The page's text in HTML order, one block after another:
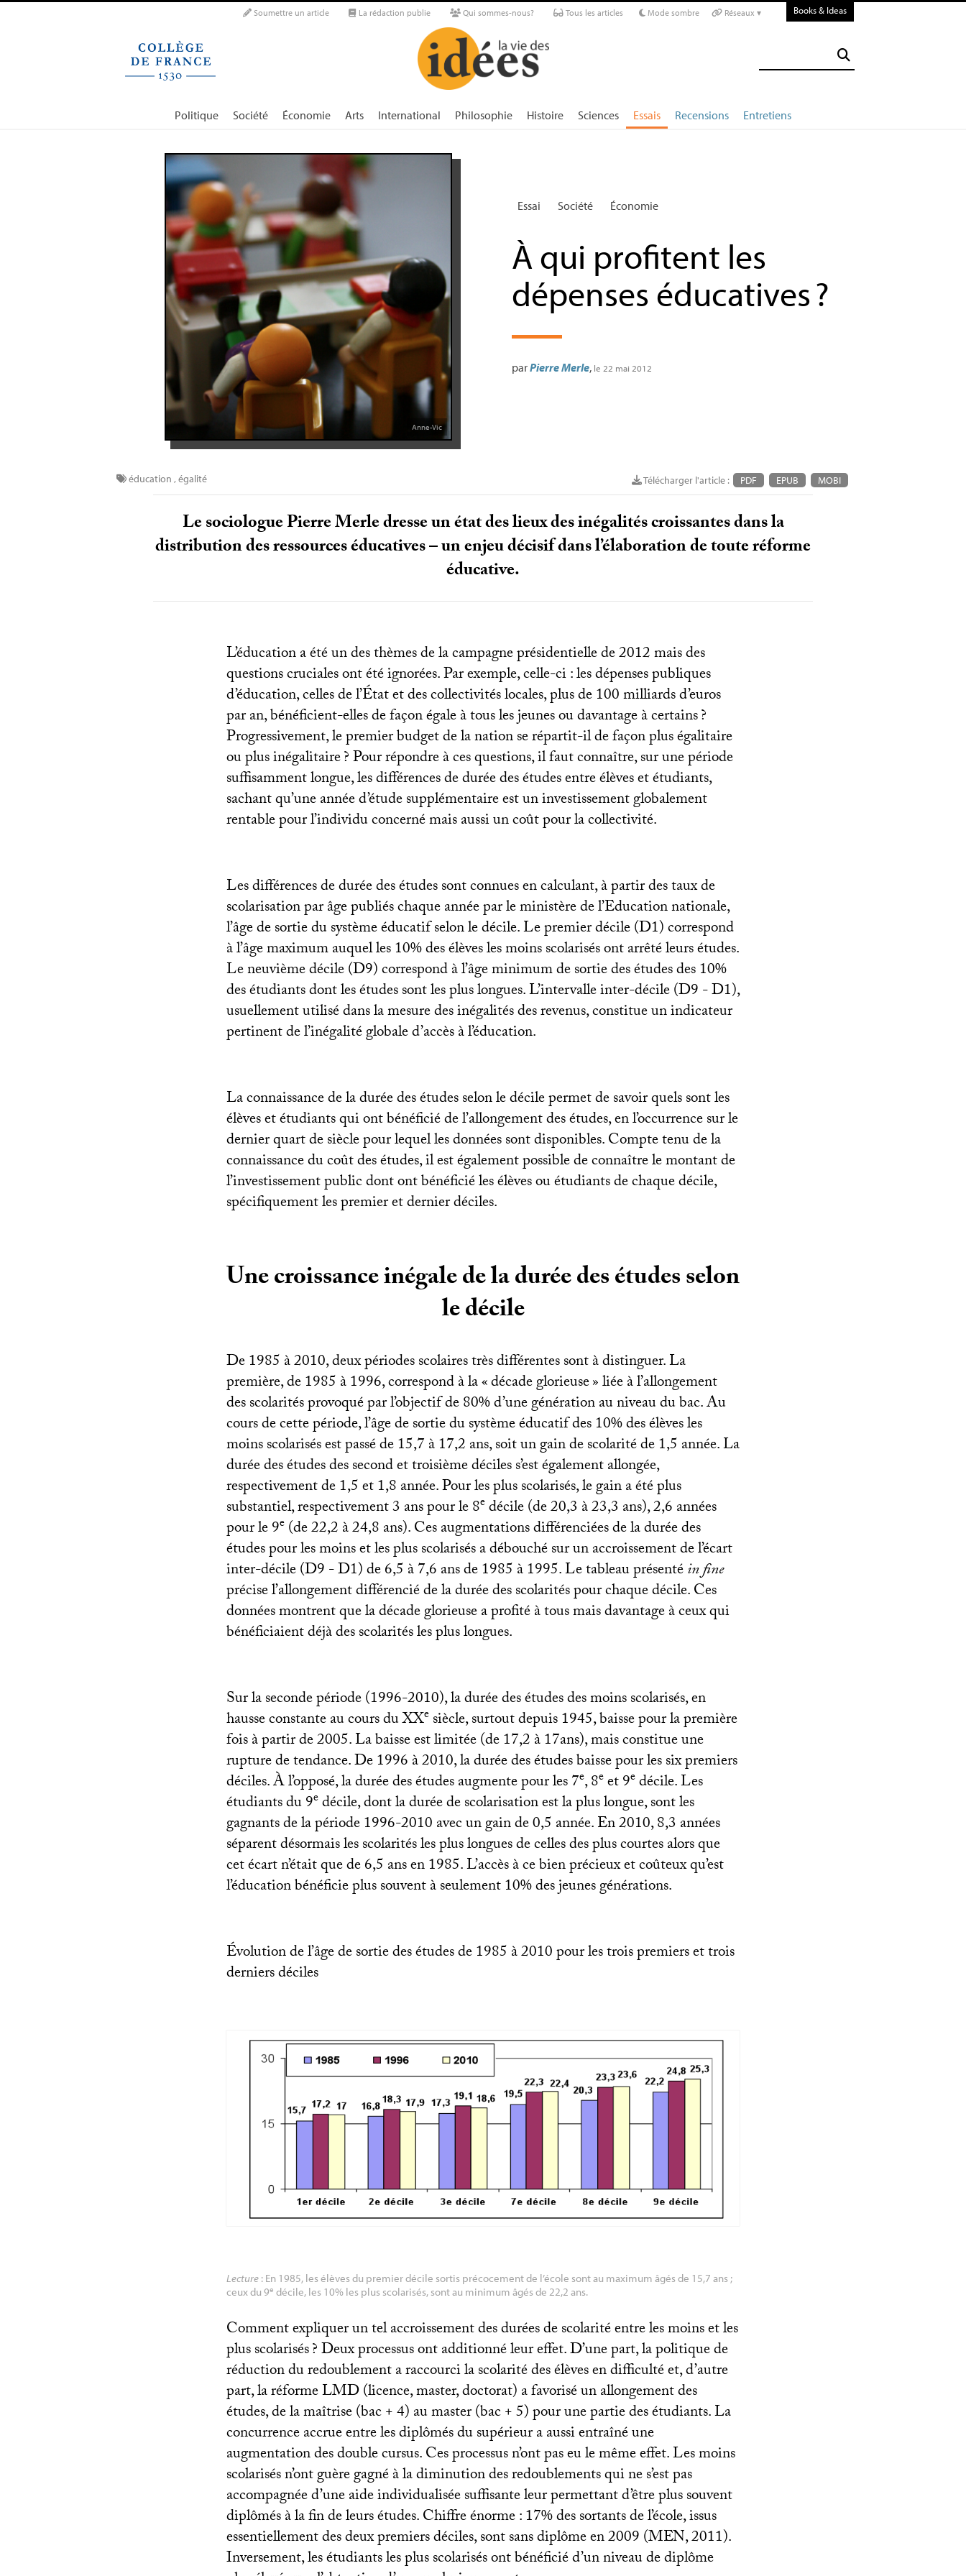
Soumettre un article La rédaction publie Qui sommes-nous? Tous les articles Mode sombre Réseaux ▾ Books & Ideas
Politique Société Économie Arts International Philosophie Histoire Sciences Essais Recensions Entretiens
Anne-Vic
Essai Société Économie
À qui profitent les
dépenses éducatives?
parPierre Merle, le 22 mai 2012
Télécharger l'article : PDF EPUB MOBI
éducation ,égalité
Le sociologue Pierre Merle dresse un état des lieux des inégalités croissantes dans la
distribution des ressources éducatives – un enjeu décisif dans l’élaboration de toute réforme
éducative.
L’éducation a été un des thèmes de la campagne présidentielle de 2012 mais des
questions cruciales ont été ignorées. Par exemple, celle-ci : les dépenses publiques
d’éducation, celles de l’État et des collectivités locales, plus de 100 milliards d’euros
par an, bénéficient-elles de façon égale à tous les jeunes ou davantage à certains?
Progressivement, le premier budget de la nation se répartit-il de façon plus égalitaire
ou plus inégalitaire? Pour répondre à ces questions, il faut connaître, sur une période
suffisamment longue, les différences de durée des études entre élèves et étudiants,
sachant qu’une année d’étude supplémentaire est un investissement globalement
rentable pour l’individu concerné mais aussi un coût pour la collectivité.
Les différences de durée des études sont connues en calculant, à partir des taux de
scolarisation par âge publiés chaque année par le ministère de l’Education nationale,
l’âge de sortie du système éducatif selon le décile. Le premier décile (D1) correspond
à l’âge maximum auquel les 10% des élèves les moins scolarisés ont arrêté leurs études.
Le neuvième décile (D9) correspond à l’âge minimum de sortie des études des 10%
des étudiants dont les études sont les plus longues. L’intervalle inter-décile (D9 - D1),
usuellement utilisé dans la mesure des inégalités des revenus, constitue un indicateur
pertinent de l’inégalité globale d’accès à l’éducation.
La connaissance de la durée des études selon le décile permet de savoir quels sont les
élèves et étudiants qui ont bénéficié de l’allongement des études, en l’occurrence sur le
dernier quart de siècle pour lequel les données sont disponibles. Compte tenu de la
connaissance du coût des études, il est également possible de connaître le montant de
l’investissement public dont ont bénéficié les élèves ou étudiants de chaque décile,
spécifiquement les premier et dernier déciles.
Une croissance inégale de la durée des études selon
le décile
De 1985 à 2010, deux périodes scolaires très différentes sont à distinguer. La
première, de 1985 à 1996, correspond à la «décade glorieuse» liée à l’allongement
des scolarités provoqué par l’objectif de 80% d’une génération au niveau du bac. Au
cours de cette période, l’âge de sortie du système éducatif des 10% des élèves les
moins scolarisés est passé de 15,7 à 17,2 ans, soit un gain de scolarité de 1,5 année. La
durée des études des second et troisième déciles s’est également allongée,
respectivement de 1,5 et 1,8 année. Pour les plus scolarisés, le gain a été plus
substantiel, respectivement 3 ans pour le 8edécile (de 20,3 à 23,3 ans), 2,6 années
pour le 9e (de 22,2 à 24,8 ans). Ces augmentations différenciées de la durée des
études pour les moins et les plus scolarisés a débouché sur un accroissement de l’écart
inter-décile (D9 - D1) de 6,5 à 7,6 ans de 1985 à 1995. Le tableau présentéin fine
précise l’allongement différencié de la durée des scolarités pour chaque décile. Ces
données montrent que la décade glorieuse a profité à tous mais davantage à ceux qui
bénéficiaient déjà des scolarités les plus longues.
Sur la seconde période (1996-2010), la durée des études des moins scolarisés, en
hausse constante au cours duXXe siècle, surtout depuis 1945, baisse pour la première
fois à partir de 2005. La baisse est limitée (de 17,2 à 17ans), mais constitue une
rupture de tendance. De 1996 à 2010, la durée des études baisse pour les six premiers
déciles. À l’opposé, la durée des études augmente pour les 7e, 8eet 9edécile. Les
étudiants du 9edécile, dont la durée de scolarisation est la plus longue, sont les
gagnants de la période 1996-2010 avec un gain de 0,5 année. En 2010, 8,3 années
séparent désormais les scolarités les plus longues de celles des plus courtes alors que
cet écart n’était que de 6,5 ans en 1985. L’accès à ce bien précieux et coûteux qu’est
l’éducation bénéficie plus souvent à seulement 10% des jeunes générations.
Évolution de l’âge de sortie des études de 1985 à 2010 pour les trois premiers et trois
derniers déciles
Lecture : En 1985, les élèves du premier décile sortis précocement de l’école sont au maximum âgés de 15,7 ans ;
ceux du 9e décile, les 10% les plus scolarisés, sont au minimum âgés de 22,2 ans.
Comment expliquer un tel accroissement des durées de scolarité entre les moins et les
plus scolarisés? Deux processus ont additionné leur effet. D’une part, la politique de
réduction du redoublement a raccourci la scolarité des élèves en difficulté et, d’autre
part, la réformeLMD(licence, master, doctorat) a favorisé un allongement des
études, de la maîtrise (bac + 4) au master (bac + 5) pour une partie des étudiants. La
concurrence accrue entre les diplômés du supérieur a aussi entraîné une
augmentation des double cursus. Ces processus n’ont pas eu le même effet. Les moins
scolarisés n’ont guère gagné à la diminution des redoublements qui ne s’est pas
accompagnée d’une aide individualisée suffisante leur permettant d’être plus souvent
diplômés à la fin de leurs études. Chiffre énorme : 17% des sortants de l’école, issus
essentiellement des deux premiers déciles, sont sans diplôme en 2009 (MEN, 2011).
Inversement, les étudiants les plus scolarisés ont bénéficié d’un niveau de diplôme